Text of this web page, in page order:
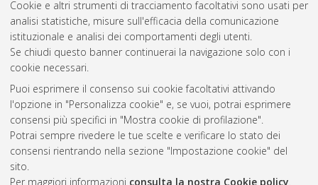
Cookie e altri strumenti di tracciamento facoltativi sono usati per
analisi statistiche, misure sull'efficacia della comunicazione
istituzionale e analisi dei comportamenti degli utenti.
Se chiudi questo banner continuerai la navigazione solo con i
cookie necessari.
Puoi esprimere il consenso sui cookie facoltativi attivando
l'opzione in "Personalizza cookie" e, se vuoi, potrai esprimere
consensi più specifici in "Mostra cookie di profilazione".
Potrai sempre rivedere le tue scelte e verificare lo stato dei
consensi rientrando nella sezione "Impostazione cookie" del
sito.
Per maggiori informazioni consulta la nostra Cookie policy
Vedi altre statistiche
Gestione del documento:
Atom
Rss
AMS Acta
ISSN: 2038-7954
re3data.org -
doi.org/10.17616/R3P19R
Servizio implementato e